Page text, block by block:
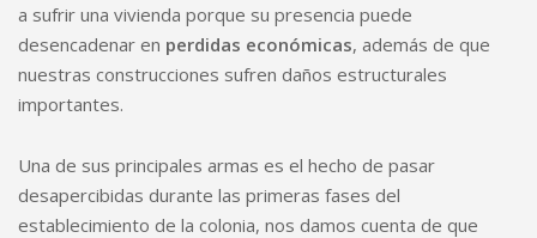
a sufrir una vivienda porque su presencia puede
desencadenar en perdidas económicas, además de que
nuestras construcciones sufren daños estructurales
importantes.
Una de sus principales armas es el hecho de pasar
desapercibidas durante las primeras fases del
establecimiento de la colonia, nos damos cuenta de que